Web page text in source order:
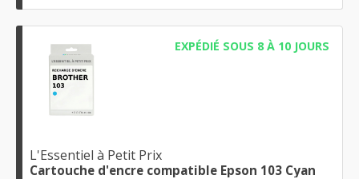
EXPÉDIÉ SOUS 8 À 10 JOURS
L'Essentiel à Petit Prix
Cartouche d'encre compatible Epson 103 Cyan